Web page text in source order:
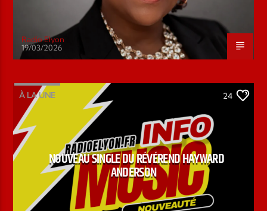
Radio Elyon
19/03/2026
À LA UNE 24
NOUVEAU SINGLE DU RÉVÉREND HAYWARD
ANDERSON